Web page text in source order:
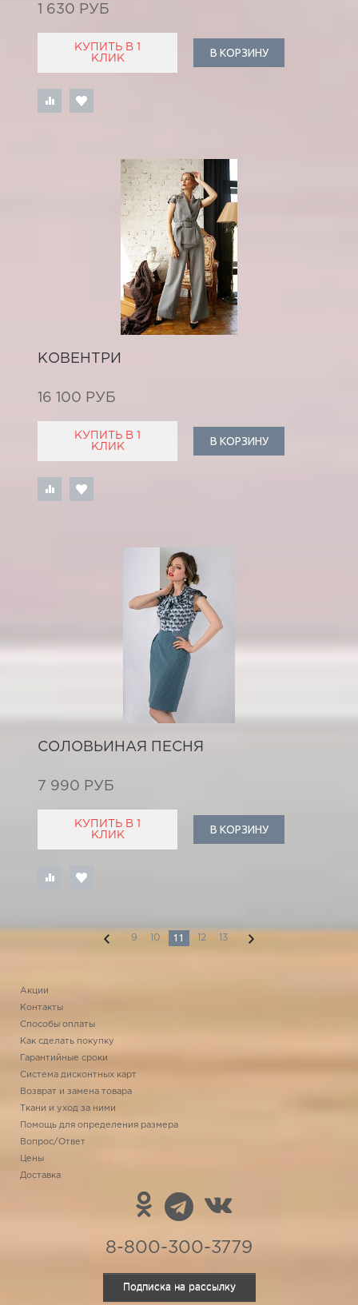
1 630 РУБ
КУПИТЬ В 1
КЛИК
В КОРЗИНУ
КОВЕНТРИ
16 100 РУБ
КУПИТЬ В 1
КЛИК
В КОРЗИНУ
СОЛОВЬИНАЯ ПЕСНЯ
7 990 РУБ
КУПИТЬ В 1
КЛИК
В КОРЗИНУ
9 10 11 12 13
Акции
Контакты
Способы оплаты
Как сделать покупку
Гарантийные сроки
Система дисконтных карт
Возврат и замена товара
Ткани и уход за ними
Помощь для определения размера
Вопрос/Ответ
Цены
Доставка
8-800-300-3779
Подписка на рассылку